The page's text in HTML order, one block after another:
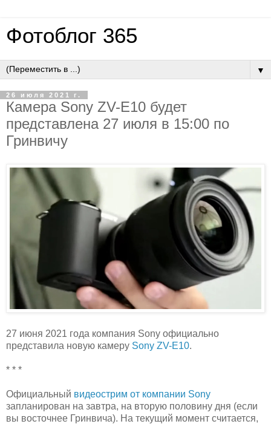
Фотоблог 365
▼
26 июля 2021 г.
Камера Sony ZV-E10 будет
представлена 27 июля в 15:00 по
Гринвичу
27 июня 2021 года компания Sony официально
представила новую камеру Sony ZV-E10.
* * *
Официальный видеострим от компании Sony
запланирован на завтра, на вторую половину дня (если
вы восточнее Гринвича). На текущий момент считается,